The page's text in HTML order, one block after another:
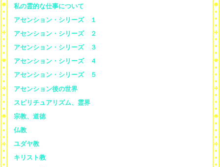
私の霊的な仕事について
アセンション・シリーズ １
アセンション・シリーズ ２
アセンション・シリーズ ３
アセンション・シリーズ ４
アセンション・シリーズ ５
アセンション後の世界
スピリチュアリズム、霊界
宗教、道徳
仏教
ユダヤ教
キリスト教